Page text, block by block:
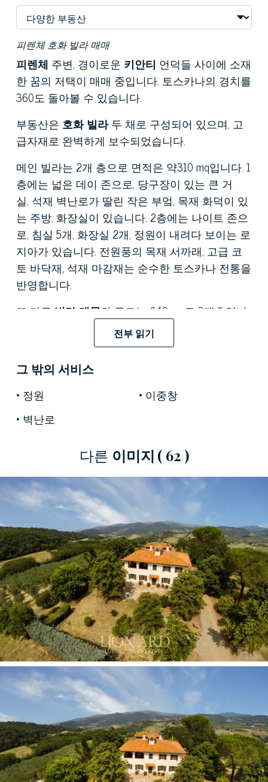
피렌체 호화 빌라 매매
피렌체 주변, 경이로운 키안티 언덕들 사이에 소재
한 꿈의 저택이 매매 중입니다. 토스카나의 경치를
360도 돌아볼 수 있습니다.
부동산은 호화 빌라두 채로 구성되어 있으며, 고
급자재로 완벽하게 보수되었습니다.
메인 빌라는 2개 층으로 면적은 약310 mq입니다. 1
층에는 넓은 데이 존으로, 당구장이 있는 큰 거
실, 석재 벽난로가 딸린 작은 부엌, 목재 화덕이 있
는 주방, 화장실이 있습니다. 2층에는 나이트 존으
로, 침실 5개, 화장실 2개, 정원이 내려다 보이는 로
지아가 있습니다. 전원풍의 목재 서까래, 고급 코
토 바닥재, 석재 마감재는 순수한 토스카나 전통을
반영합니다.
또 다른 빌라 매물의 규모는 240 mq로 3개층입니
다. 역시 1층은 데이 존이고 2층은 침실 2개와 화장
실 2개인 나이트 존, 그리고 세탁실로 적합한 반지
하층입니다. 야외의 우아한 로지아는 아름다운 정
원의 조망을 선사합니다. 두 동의 반지하 건물들은
창고, 와인저장고, 부속실로 적합합니다.
부동산을 에워싼15.000 mq크기의 아름다운 공원
로 구성되어 있으며, 이토스카나꿈의
전부 읽기
그 밖의 서비스
정원
이중창
벽난로
다른 이미지 ( 62 )